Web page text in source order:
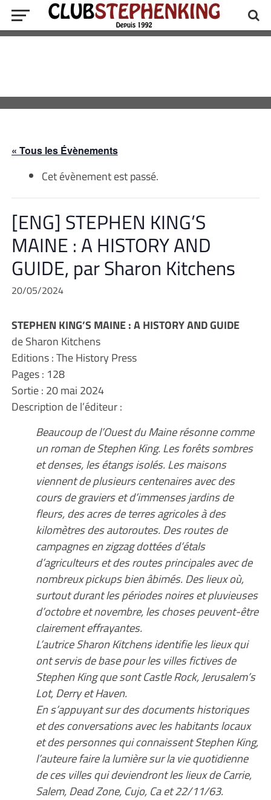
« Tous les Évènements
Cet évènement est passé.
[ENG] STEPHEN KING’S
MAINE : A HISTORY AND
GUIDE, par Sharon Kitchens
20/05/2024
STEPHEN KING’S MAINE : A HISTORY AND GUIDE
de Sharon Kitchens
Editions : The History Press
Pages : 128
Sortie : 20 mai 2024
Description de l’éditeur :
Beaucoup de l’Ouest du Maine résonne comme
un roman de Stephen King. Les forêts sombres
et denses, les étangs isolés. Les maisons
viennent de plusieurs centenaires avec des
cours de graviers et d’immenses jardins de
fleurs, des acres de terres agricoles à des
kilomètres des autoroutes. Des routes de
campagnes en zigzag dottées d’étals
d’agriculteurs et des routes principales avec de
nombreux pickups bien âbimés. Des lieux où,
surtout durant les périodes noires et pluvieuses
d’octobre et novembre, les choses peuvent-être
clairement effrayantes.
L’autrice Sharon Kitchens identifie les lieux qui
ont servis de base pour les villes fictives de
Stephen King que sont Castle Rock, Jerusalem’s
Lot, Derry et Haven.
En s’appuyant sur des documents historiques
et des conversations avec les habitants locaux
et des personnes qui connaissent Stephen King,
l’auteure faire la lumière sur la vie quotidienne
de ces villes qui deviendront les lieux de Carrie,
Salem, Dead Zone, Cujo, Ca et 22/11/63.